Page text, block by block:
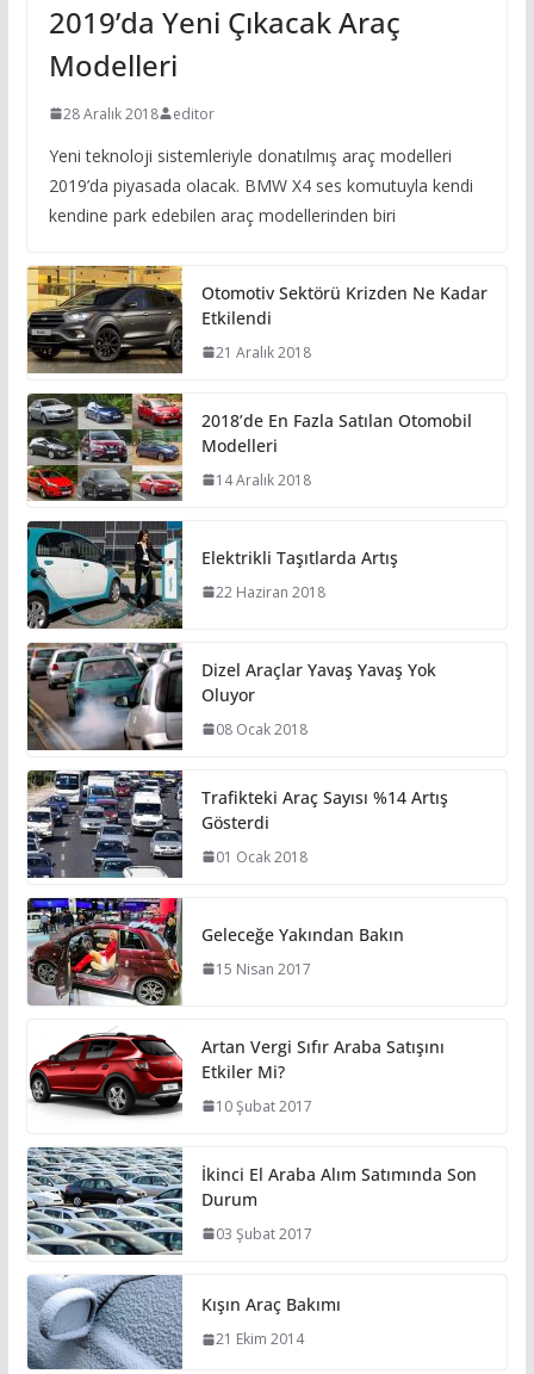
2019’da Yeni Çıkacak Araç
Modelleri
28 Aralık 2018 editor
Yeni teknoloji sistemleriyle donatılmış araç modelleri
2019’da piyasada olacak. BMW X4 ses komutuyla kendi
kendine park edebilen araç modellerinden biri
Otomotiv Sektörü Krizden Ne Kadar
Etkilendi
21 Aralık 2018
2018’de En Fazla Satılan Otomobil
Modelleri
14 Aralık 2018
Elektrikli Taşıtlarda Artış
22 Haziran 2018
Dizel Araçlar Yavaş Yavaş Yok
Oluyor
08 Ocak 2018
Trafikteki Araç Sayısı %14 Artış
Gösterdi
01 Ocak 2018
Geleceğe Yakından Bakın
15 Nisan 2017
Artan Vergi Sıfır Araba Satışını
Etkiler Mi?
10 Şubat 2017
İkinci El Araba Alım Satımında Son
Durum
03 Şubat 2017
Kışın Araç Bakımı
21 Ekim 2014